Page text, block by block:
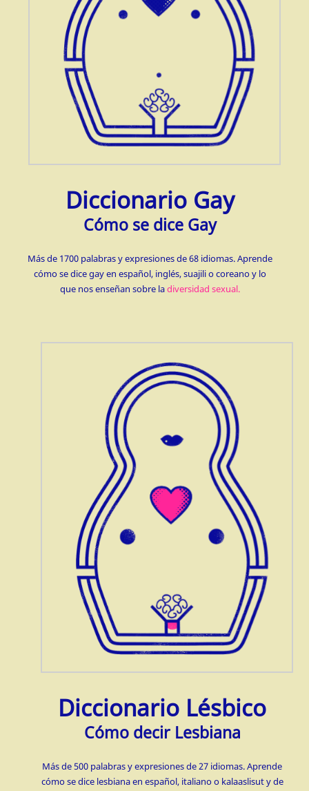
Diccionario Gay
Cómo se dice Gay
Más de 1700 palabras y expresiones de 68 idiomas. Aprende
cómo se dice gay en español, inglés, suajili o coreano y lo
que nos enseñan sobre ladiversidad sexual.
Diccionario Lésbico
Cómo decir Lesbiana
Más de 500 palabras y expresiones de 27 idiomas. Aprende
cómo se dice lesbiana en español, italiano o kalaaslisut y de